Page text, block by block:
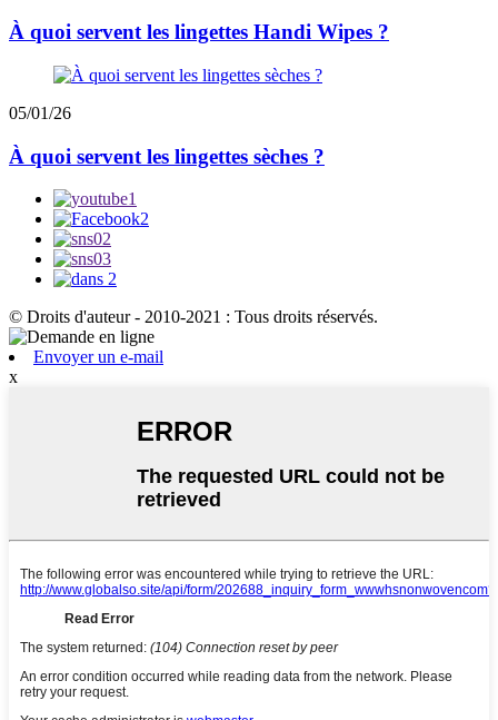
À quoi servent les lingettes Handi Wipes ?
05/01/26
À quoi servent les lingettes sèches ?
© Droits d'auteur - 2010-2021 : Tous droits réservés.
Envoyer un e-mail
x